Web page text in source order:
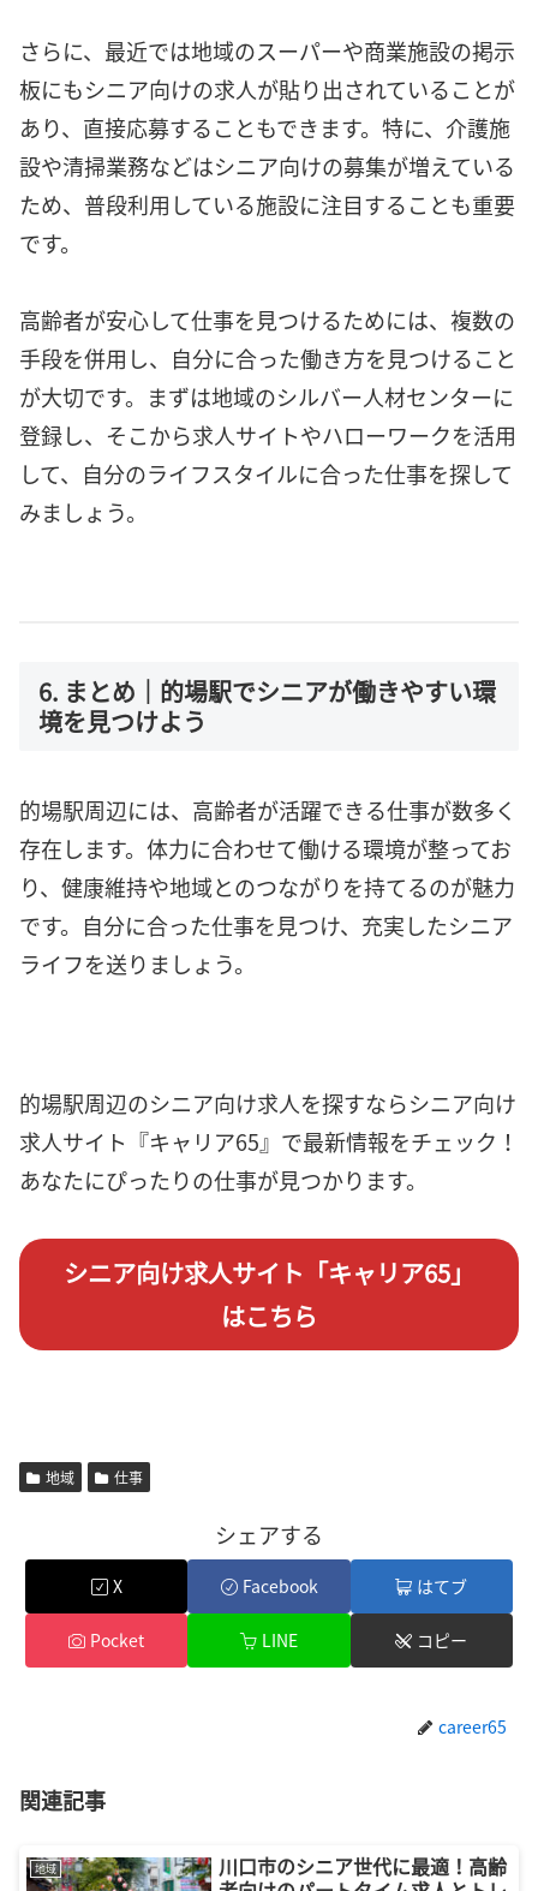
さらに、最近では地域のスーパーや商業施設の掲示
板にもシニア向けの求人が貼り出されていることが
あり、直接応募することもできます。特に、介護施
設や清掃業務などはシニア向けの募集が増えている
ため、普段利用している施設に注目することも重要
です。
高齢者が安心して仕事を見つけるためには、複数の
手段を併用し、自分に合った働き方を見つけること
が大切です。まずは地域のシルバー人材センターに
登録し、そこから求人サイトやハローワークを活用
して、自分のライフスタイルに合った仕事を探して
みましょう。
6. まとめ｜的場駅でシニアが働きやすい環
境を見つけよう
的場駅周辺には、高齢者が活躍できる仕事が数多く
存在します。体力に合わせて働ける環境が整ってお
り、健康維持や地域とのつながりを持てるのが魅力
です。自分に合った仕事を見つけ、充実したシニア
ライフを送りましょう。
的場駅周辺のシニア向け求人を探すならシニア向け
求人サイト『キャリア65』で最新情報をチェック！
あなたにぴったりの仕事が見つかります。
シニア向け求人サイト「キャリア65」
はこちら
地域 仕事
シェアする
X Facebook はてブ
Pocket LINE コピー
career65
関連記事
地域
川口市のシニア世代に最適！高齢